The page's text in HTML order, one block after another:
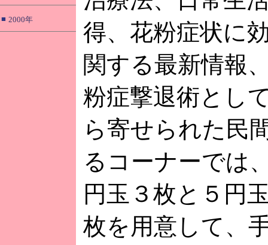
■ 2000年
得、花粉症状に
関する最新情報
粉症撃退術とし
ら寄せられた民
るコーナーでは
円玉３枚と５円
枚を用意して、